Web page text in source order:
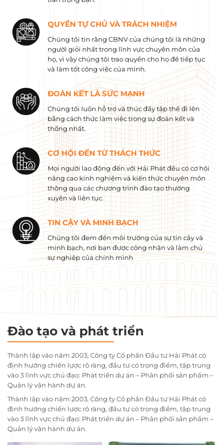
QUYỀN TỰ CHỦ VÀ TRÁCH NHIỆM
Chúng tôi tin rằng CBNV của chúng tôi là những
người giỏi nhất trong lĩnh vực chuyên môn của
họ, vì vậy chúng tôi trao quyền cho họ để tiếp tục
và làm tốt công việc của mình.
ĐOÀN KẾT LÀ SỨC MẠNH
Chúng tôi luôn hỗ trợ và thúc đẩy tập thể đi lên
bằng cách thức làm việc trong sự đoàn kết và
thống nhất.
CƠ HỘI ĐẾN TỪ THÁCH THỨC
Mọi người lao động đến với Hải Phát đều có cơ hội
nâng cao kinh nghiệm và kiến ​​thức chuyên môn
thông qua các chương trình đào tạo thường
xuyên và liên tục.
TIN CẬY VÀ MINH BẠCH
Chúng tôi đem đến môi trường của sự tin cậy và
minh bạch, nơi bạn được công nhận và làm chủ
sự nghiệp của chính mình
Đào tạo và phát triển
Thành lập vào năm 2003, Công ty Cổ phần Đầu tư Hải Phát có
định hướng chiến lược rõ ràng, đầu tư có trọng điểm, tập trung
vào 3 lĩnh vực chủ đạo: Phát triển dự án – Phân phối sản phẩm –
Quản lý vận hành dự án.
Thành lập vào năm 2003, Công ty Cổ phần Đầu tư Hải Phát có
định hướng chiến lược rõ ràng, đầu tư có trọng điểm, tập trung
vào 3 lĩnh vực chủ đạo: Phát triển dự án – Phân phối sản phẩm –
Quản lý vận hành dự án.